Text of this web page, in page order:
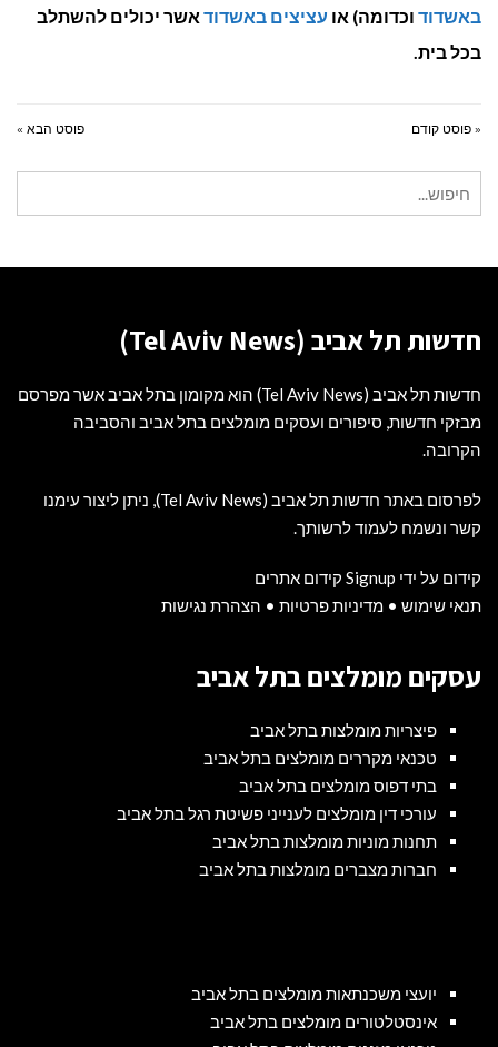
באשדוד וכדומה) או עציצים באשדוד אשר יכולים להשתלב
בכל בית.
« פוסט קודם פוסט הבא »
עבור:
חדשות תל אביב (Tel Aviv News)
חדשות תל אביב (Tel Aviv News) הוא מקומון בתל אביב אשר מפרסם
מבזקי חדשות, סיפורים ועסקים מומלצים בתל אביב והסביבה
הקרובה.
לפרסום באתר חדשות תל אביב (Tel Aviv News),
ניתן ליצור עימנו
קשר ונשמח לעמוד לרשותך.
קידום על ידי Signup קידום אתרים
תנאי שימוש • מדיניות פרטיות • הצהרת נגישות
עסקים מומלצים בתל אביב
פיצריות מומלצות בתל אביב
טכנאי מקררים מומלצים בתל אביב
בתי דפוס מומלצים בתל אביב
עורכי דין מומלצים לענייני פשיטת רגל בתל אביב
תחנות מוניות מומלצות בתל אביב
חברות מצברים מומלצות בתל אביב
יועצי משכנתאות מומלצים בתל אביב
אינסטלטורים מומלצים בתל אביב